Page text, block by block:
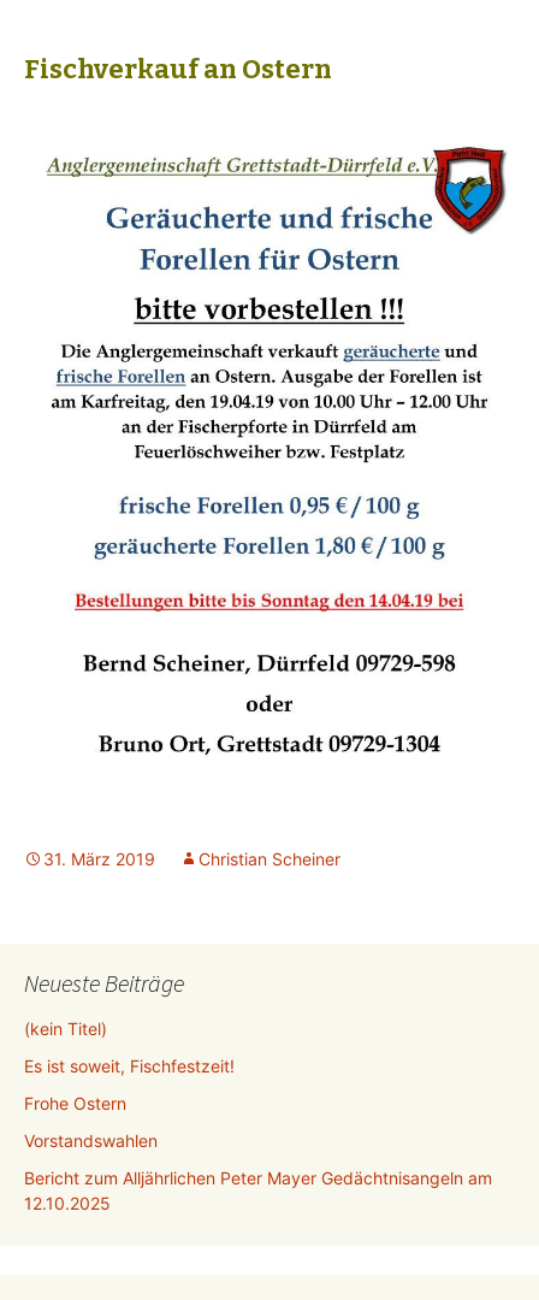
Fischverkauf an Ostern
31. März 2019 Christian Scheiner
Neueste Beiträge
(kein Titel)
Es ist soweit, Fischfestzeit!
Frohe Ostern
Vorstandswahlen
Bericht zum Alljährlichen Peter Mayer Gedächtnisangeln am
12.10.2025